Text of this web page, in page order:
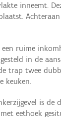
inneemt.
ruime
in de
trap twee
keuken.
is
eethoek